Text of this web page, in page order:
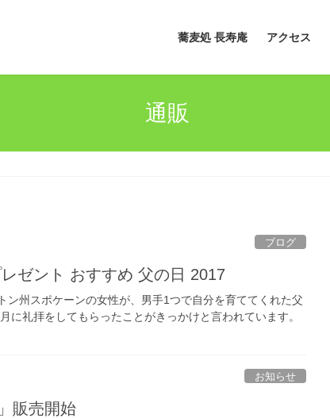
蕎麦処 長寿庵 アクセス
通販
ブログ
ゼント おすすめ 父の日 2017
州スポケーンの女性が、男手1つで自分を育ててくれた父
礼拝をしてもらったことがきっかけと言われています。
お知らせ
販売開始